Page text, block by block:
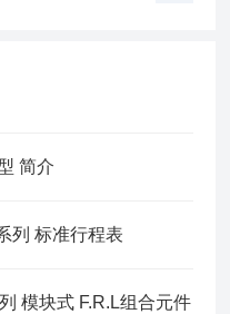
简介
列 标准行程表
模块式 F.R.L组合元件